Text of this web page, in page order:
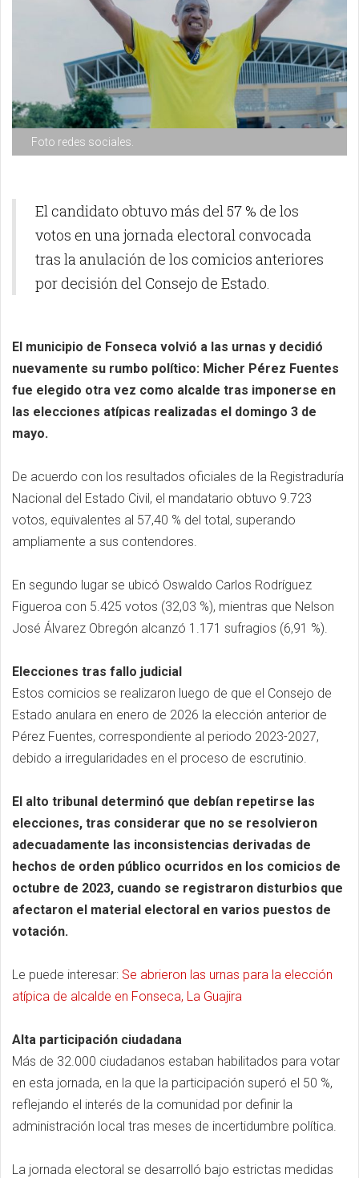
Foto redes sociales.
El candidato obtuvo más del 57 % de los
votos en una jornada electoral convocada
tras la anulación de los comicios anteriores
por decisión del Consejo de Estado.
El municipio de Fonseca volvió a las urnas y decidió
nuevamente su rumbo político: Micher Pérez Fuentes
fue elegido otra vez como alcalde tras imponerse en
las elecciones atípicas realizadas el domingo 3 de
mayo.
De acuerdo con los resultados oficiales de la Registraduría
Nacional del Estado Civil, el mandatario obtuvo 9.723
votos, equivalentes al 57,40 % del total, superando
ampliamente a sus contendores.
En segundo lugar se ubicó Oswaldo Carlos Rodríguez
Figueroa con 5.425 votos (32,03 %), mientras que Nelson
José Álvarez Obregón alcanzó 1.171 sufragios (6,91 %).
Elecciones tras fallo judicial
Estos comicios se realizaron luego de que el Consejo de
Estado anulara en enero de 2026 la elección anterior de
Pérez Fuentes, correspondiente al periodo 2023-2027,
debido a irregularidades en el proceso de escrutinio.
El alto tribunal determinó que debían repetirse las
elecciones, tras considerar que no se resolvieron
adecuadamente las inconsistencias derivadas de
hechos de orden público ocurridos en los comicios de
octubre de 2023, cuando se registraron disturbios que
afectaron el material electoral en varios puestos de
votación.
Le puede interesar: Se abrieron las urnas para la elección
atípica de alcalde en Fonseca, La Guajira
Alta participación ciudadana
Más de 32.000 ciudadanos estaban habilitados para votar
en esta jornada, en la que la participación superó el 50 %,
reflejando el interés de la comunidad por definir la
administración local tras meses de incertidumbre política.
La jornada electoral se desarrolló bajo estrictas medidas